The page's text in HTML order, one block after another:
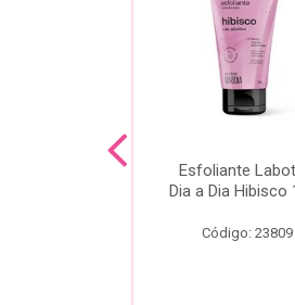
Esfoliante
Dia a Dia Hibisco
Código: 23809